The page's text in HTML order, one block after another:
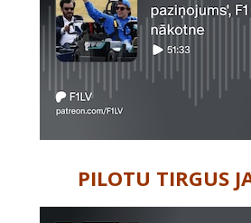
PILOTU TIRGUS